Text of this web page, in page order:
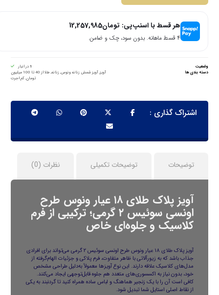
هر قسط با اسنپ‌پی: تومان12,257,985
۴ قسط ماهانه. بدون سود، چک و ضامن.
وضعیت 1در انبار
دسته بندی ها
آویز,آویز شمش زنانه ونوس,زنانه,
طلا از 40 تا 100 میلیون
تومان,کم اجرت
توضیحات توضیحات تکمیلی نظرات (0)
آویز پلاک طلای ۱۸ عیار ونوس طرح
اونسی سوئیس ۲ گرمی؛ ترکیبی از فرم
کلاسیک و جلوه‌ای خاص
آویز پلاک طلای ۱۸ عیار ونوس طرح اونسی سوئیس ۲ گرمی می‌تواند برای افرادی
جذاب باشد که به زیورآلاتی با ظاهر متفاوت، فرم پلاکی و جزئیات الهام‌گرفته از
مدل‌های کلاسیک علاقه دارند. این نوع آویزها معمولاً به‌دلیل طراحی مشخص
خود، بدون نیاز به اکسسوری‌های متعدد هم جلوه قابل‌توجهی ایجاد می‌کنند.
کافی است آن را با یک زنجیر هماهنگ و لباس ساده همراه کنید تا گردنبند به یکی
از نقاط اصلی استایل شما تبدیل شود.